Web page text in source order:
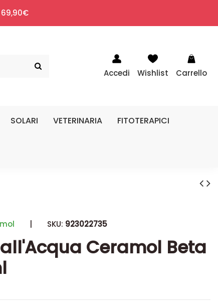
Accedi Wishlist Carrello
SOLARI VETERINARIA FITOTERAPICI
| SKU: 923022735
Ceramol Beta